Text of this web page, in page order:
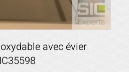
avec évier